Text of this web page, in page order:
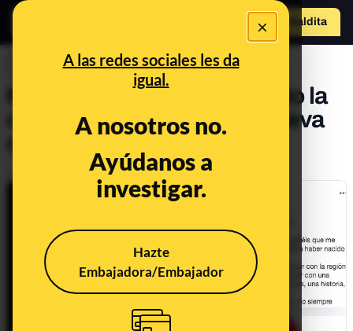
×
A las redes sociales les da
igual.
A nosotros no.
Ayúdanos a
investigar.
Hazte
Embajadora/Embajador
Hazte Maldita
No, Julia Otero no ha escrito la
carta sobre Cataluña que lleva
circulando desde 2012
Nov 9, 2019, 5:31:44 PM